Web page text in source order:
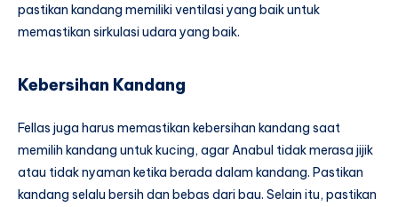
pastikan kandang memiliki ventilasi yang baik untuk
memastikan sirkulasi udara yang baik.
Kebersihan Kandang
Fellas juga harus memastikan kebersihan kandang saat
memilih kandang untuk kucing, agar Anabul tidak merasa jijik
atau tidak nyaman ketika berada dalam kandang. Pastikan
kandang selalu bersih dan bebas dari bau. Selain itu, pastikan